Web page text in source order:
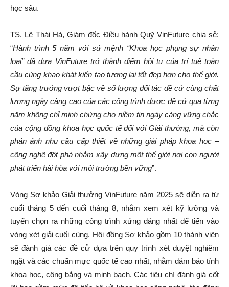
học sâu.
TS. Lê Thái Hà, Giám đốc Điều hành Quỹ VinFuture chia sẻ:
“Hành trình 5 năm với sứ mệnh “Khoa học phụng sự nhân
loại” đã đưa VinFuture trở thành điểm hội tụ của trí tuệ toàn
cầu cùng khao khát kiến tạo tương lai tốt đẹp hơn cho thế giới.
Sự tăng trưởng vượt bậc về số lượng đối tác đề cử cùng chất
lượng ngày càng cao của các công trình được đề cử qua từng
năm không chỉ minh chứng cho niềm tin ngày càng vững chắc
của cộng đồng khoa học quốc tế đối với Giải thưởng, mà còn
phản ánh nhu cầu cấp thiết về những giải pháp khoa học –
công nghệ đột phá nhằm xây dựng một thế giới nơi con người
phát triển hài hòa với môi trường bền vững”.
Vòng Sơ khảo Giải thưởng VinFuture năm 2025 sẽ diễn ra từ
cuối tháng 5 đến cuối tháng 8, nhằm xem xét kỹ lưỡng và
tuyển chọn ra những công trình xứng đáng nhất để tiến vào
vòng xét giải cuối cùng. Hội đồng Sơ khảo gồm 10 thành viên
sẽ đánh giá các đề cử dựa trên quy trình xét duyệt nghiêm
ngặt và các chuẩn mực quốc tế cao nhất, nhằm đảm bảo tính
khoa học, công bằng và minh bạch. Các tiêu chí đánh giá cốt